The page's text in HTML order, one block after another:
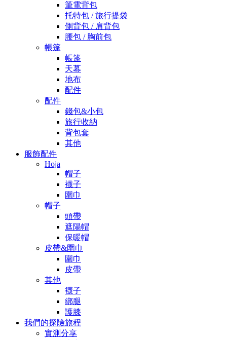
筆電背包
托特包 / 旅行提袋
側背包 / 肩背包
腰包 / 胸前包
帳篷
帳篷
天幕
地布
配件
配件
錢包&小包
旅行收納
背包套
其他
服飾配件
Hoja
帽子
襪子
圍巾
帽子
頭帶
遮陽帽
保暖帽
皮帶&圍巾
圍巾
皮帶
其他
襪子
綁腿
護膝
我們的探險旅程
實測分享